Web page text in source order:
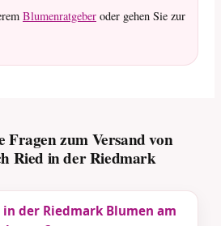
Blumenratgeber oder gehen Sie zur
Fragen zum Versand von
Ried in der Riedmark
in der Riedmark Blumen am